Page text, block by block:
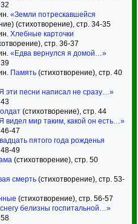
«Земли потрескавшейся
(стихотворение), стр. 34-35
Хлебные карточки
стр. 36-37
«Едва вернулся я домой…»
Память (стихотворение), стр. 40
эти песни написал не сразу…»
(стихотворение), стр. 44
видел мир таким, какой он есть…»
47
пятого года рожденья
48-49
(стихотворение), стр. 50
смерть (стихотворение), стр. 53-
(стихотворение), стр. 56-57
белизны госпитальной…»